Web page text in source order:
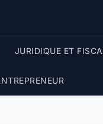
JURIDIQUE ET